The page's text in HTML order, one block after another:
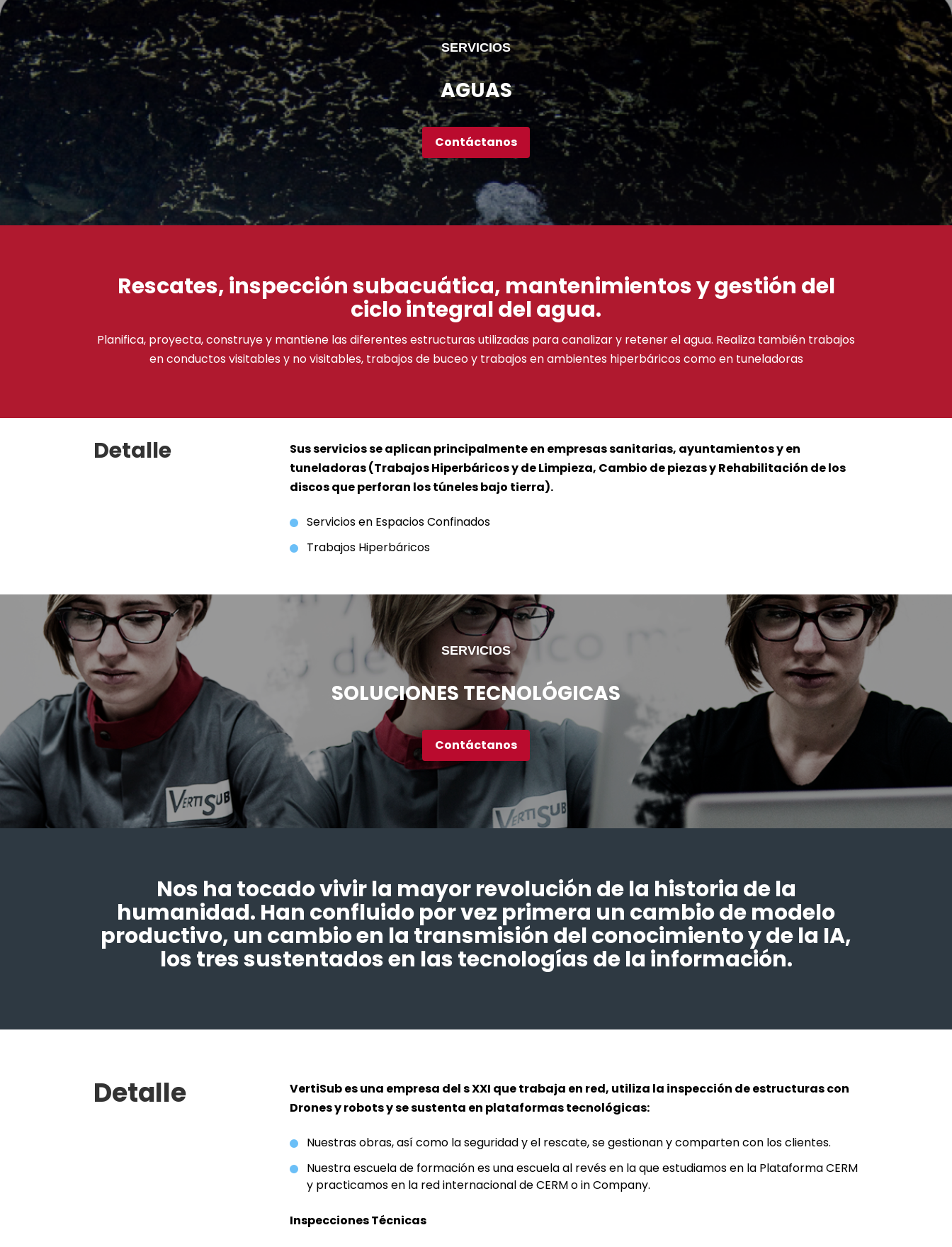
SERVICIOS
AGUAS
Contáctanos
Rescates, inspección subacuática, mantenimientos y gestión del
ciclo integral del agua.
Planifica, proyecta, construye y mantiene las diferentes estructuras utilizadas para canalizar y retener el agua. Realiza también trabajos
en conductos visitables y no visitables, trabajos de buceo y trabajos en ambientes hiperbáricos como en tuneladoras
Detalle
Sus servicios se aplican principalmente en empresas sanitarias, ayuntamientos y en
tuneladoras (Trabajos Hiperbáricos y de Limpieza, Cambio de piezas y Rehabilitación de los
discos que perforan los túneles bajo tierra).
Servicios en Espacios Confinados
Trabajos Hiperbáricos
SERVICIOS
SOLUCIONES TECNOLÓGICAS
Contáctanos
Nos ha tocado vivir la mayor revolución de la historia de la
humanidad. Han confluido por vez primera un cambio de modelo
productivo, un cambio en la transmisión del conocimiento y de la IA,
los tres sustentados en las tecnologías de la información.
Detalle
VertiSub es una empresa del s XXI que trabaja en red, utiliza la inspección de estructuras con
Drones y robots y se sustenta en plataformas tecnológicas:
Nuestras obras, así como la seguridad y el rescate, se gestionan y comparten con los clientes.
Nuestra escuela de formación es una escuela al revés en la que estudiamos en la Plataforma CERM
y practicamos en la red internacional de CERM o in Company.
Inspecciones Técnicas